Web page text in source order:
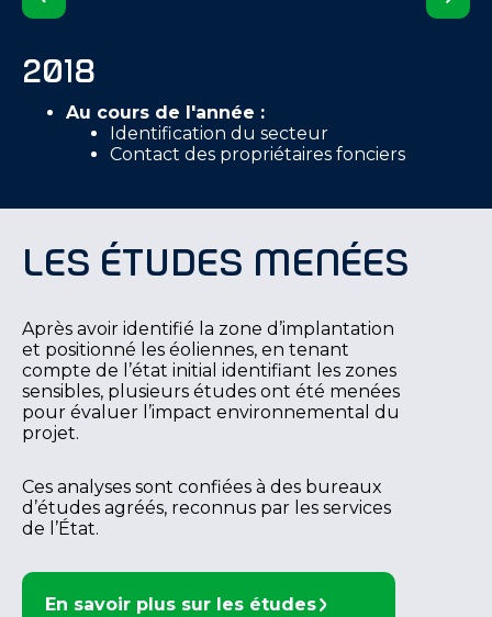
2018
Au cours de l'année :
Identification du secteur
Contact des propriétaires fonciers
Les études menées
Après avoir identifié la zone d’implantation
et positionné les éoliennes, en tenant
compte de l’état initial identifiant les zones
sensibles, plusieurs études ont été menées
pour évaluer l’impact environnemental du
projet.
Ces analyses sont confiées à des bureaux
d’études agréés, reconnus par les services
de l’État.
En savoir plus sur les études